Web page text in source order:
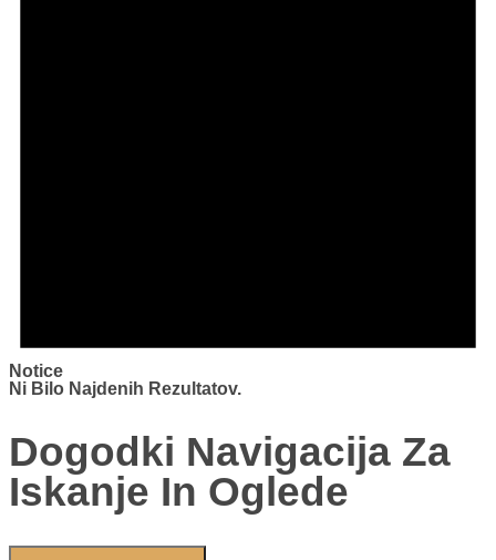
Notice
Ni Bilo Najdenih Rezultatov.
Dogodki Navigacija Za
Iskanje In Oglede